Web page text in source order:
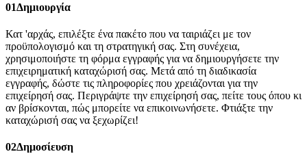
01Δημιουργία
Κατ 'αρχάς, επιλέξτε ένα πακέτο που να ταιριάζει με τον
προϋπολογισμό και τη στρατηγική σας. Στη συνέχεια,
χρησιμοποιήστε τη φόρμα εγγραφής για να δημιουργήσετε την
επιχειρηματική καταχώρισή σας. Μετά από τη διαδικασία
εγγραφής, δώστε τις πληροφορίες που χρειάζονται για την
επιχείρησή σας. Περιγράψτε την επιχείρησή σας, πείτε τους όπου κι
αν βρίσκονται, πώς μπορείτε να επικοινωνήσετε. Φτιάξτε την
καταχώρισή σας να ξεχωρίζει!
02Δημοσίευση